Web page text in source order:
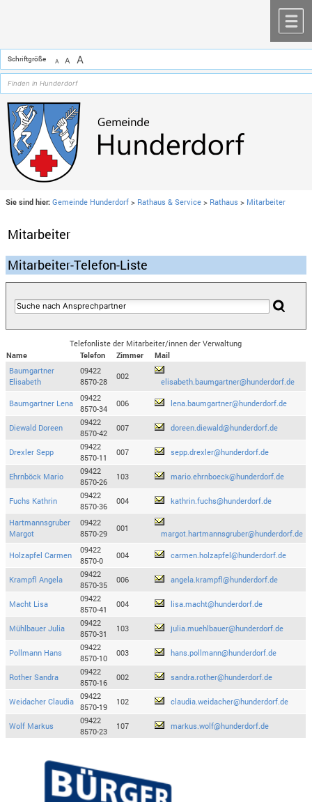
Schriftgröße A A A
Sie sind hier: Gemeinde Hunderdorf > Rathaus & Service > Rathaus > Mitarbeiter
Mitarbeiter
Mitarbeiter-Telefon-Liste
Telefonliste der Mitarbeiter/innen der Verwaltung
Name
Telefon Zimmer
Mail
Baumgartner
Elisabeth
09422
8570-28
002
elisabeth.baumgartner@hunderdorf.de
Baumgartner Lena
09422
8570-34
006 lena.baumgartner@hunderdorf.de
Diewald Doreen
09422
8570-42
007 doreen.diewald@hunderdorf.de
Drexler Sepp
09422
8570-11
007 sepp.drexler@hunderdorf.de
Ehrnböck Mario
09422
8570-26
103 mario.ehrnboeck@hunderdorf.de
Fuchs Kathrin
09422
8570-36
004 kathrin.fuchs@hunderdorf.de
Hartmannsgruber
Margot
09422
8570-29
001
margot.hartmannsgruber@hunderdorf.de
Holzapfel Carmen
09422
8570-0
004 carmen.holzapfel@hunderdorf.de
Krampfl Angela
09422
8570-35
006 angela.krampfl@hunderdorf.de
Macht Lisa
09422
8570-41
004 lisa.macht@hunderdorf.de
Mühlbauer Julia
09422
8570-31
103 julia.muehlbauer@hunderdorf.de
Pollmann Hans
09422
8570-10
003 hans.pollmann@hunderdorf.de
Rother Sandra
09422
8570-16
002 sandra.rother@hunderdorf.de
Weidacher Claudia
09422
8570-19
102 claudia.weidacher@hunderdorf.de
Wolf Markus
09422
8570-23
107 markus.wolf@hunderdorf.de